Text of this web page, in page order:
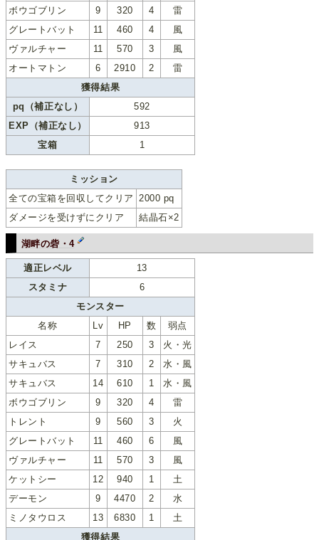
ボウゴブリン
9 320 4
雷
グレートバット
11 460 4
風
ヴァルチャー
11 570 3
風
オートマトン
6 2910 2
雷
獲得結果
pq（補正なし）
592
EXP（補正なし）
913
宝箱
1
ミッション
全ての宝箱を回収してクリア 2000 pq
ダメージを受けずにクリア
結晶石×2
湖畔の砦・4
適正レベル
13
スタミナ
6
モンスター
名称
Lv HP 数
弱点
レイス
7 250 3
火・光
サキュバス
7 310 2
水・風
サキュバス
14 610 1
水・風
ボウゴブリン
9 320 4
雷
トレント
9 560 3
火
グレートバット
11 460 6
風
ヴァルチャー
11 570 3
風
ケットシー
12 940 1
土
デーモン
9 4470 2
水
ミノタウロス
13 6830 1
土
獲得結果